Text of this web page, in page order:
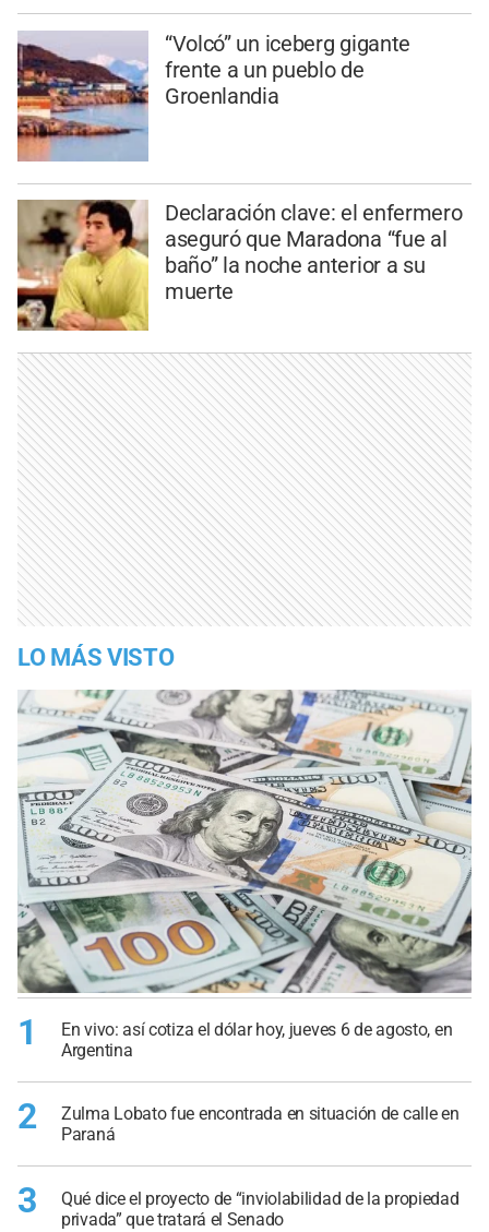
“Volcó” un iceberg gigante
frente a un pueblo de
Groenlandia
Declaración clave: el enfermero
aseguró que Maradona “fue al
baño” la noche anterior a su
muerte
LO MÁS VISTO
1
En vivo: así cotiza el dólar hoy, jueves 6 de agosto, en
Argentina
2
Zulma Lobato fue encontrada en situación de calle en
Paraná
3
Qué dice el proyecto de “inviolabilidad de la propiedad
privada” que tratará el Senado